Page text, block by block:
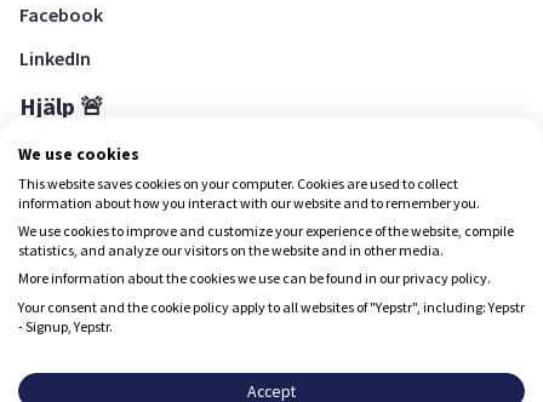
Facebook
LinkedIn
Hjälp 🚨
Hjälpcenter
Ladda ned Yepstr
Ladda ned Yepstr
upplevelse.
We use cookies
This website saves cookies on your computer. Cookies are used to collect
information about how you interact with our website and to remember you.
We use cookies to improve and customize your experience of the website, compile
statistics, and analyze our visitors on the website and in other media.
More information about the cookies we use can be found in our privacy policy.
Your consent and the cookie policy apply to all websites of "Yepstr", including: Yepstr
- Signup, Yepstr.
Accept